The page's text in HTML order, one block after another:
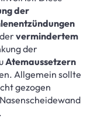
der
vermindertem
der
Atemaussetzern
Allgemein sollte
gezogen